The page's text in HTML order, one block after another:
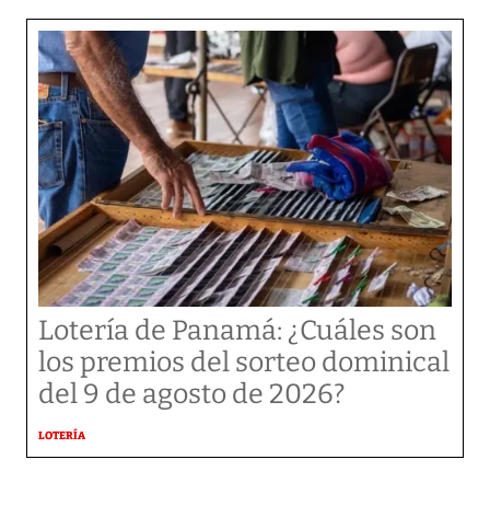
Lotería de Panamá: ¿Cuáles son
los premios del sorteo dominical
del 9 de agosto de 2026?
LOTERÍA